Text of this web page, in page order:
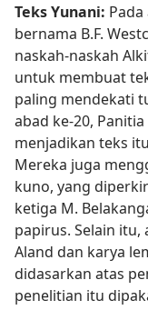
Teks Yunani:
bernama B.F.
naskah-naskah
untuk membuat
paling mendekati
abad ke-20,
menjadikan teks
Mereka juga
kuno, yang
ketiga M.
papirus. Selain itu,
Aland dan karya
didasarkan atas
penelitian itu